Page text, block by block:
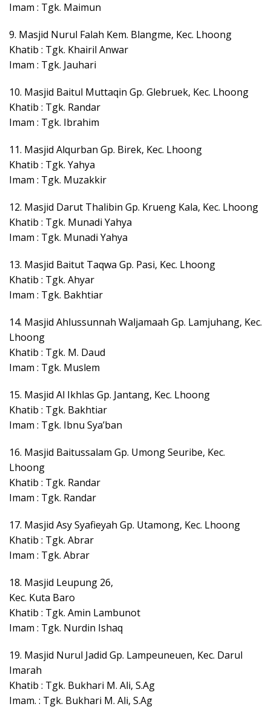
Imam : Tgk. Maimun
9. Masjid Nurul Falah Kem. Blangme, Kec. Lhoong
Khatib : Tgk. Khairil Anwar
Imam : Tgk. Jauhari
10. Masjid Baitul Muttaqin Gp. Glebruek, Kec. Lhoong
Khatib : Tgk. Randar
Imam : Tgk. Ibrahim
11. Masjid Alqurban Gp. Birek, Kec. Lhoong
Khatib : Tgk. Yahya
Imam : Tgk. Muzakkir
12. Masjid Darut Thalibin Gp. Krueng Kala, Kec. Lhoong
Khatib : Tgk. Munadi Yahya
Imam : Tgk. Munadi Yahya
13. Masjid Baitut Taqwa Gp. Pasi, Kec. Lhoong
Khatib : Tgk. Ahyar
Imam : Tgk. Bakhtiar
14. Masjid Ahlussunnah Waljamaah Gp. Lamjuhang, Kec.
Lhoong
Khatib : Tgk. M. Daud
Imam : Tgk. Muslem
15. Masjid Al Ikhlas Gp. Jantang, Kec. Lhoong
Khatib : Tgk. Bakhtiar
Imam : Tgk. Ibnu Sya’ban
16. Masjid Baitussalam Gp. Umong Seuribe, Kec.
Lhoong
Khatib : Tgk. Randar
Imam : Tgk. Randar
17. Masjid Asy Syafieyah Gp. Utamong, Kec. Lhoong
Khatib : Tgk. Abrar
Imam : Tgk. Abrar
18. Masjid Leupung 26,
Kec. Kuta Baro
Khatib : Tgk. Amin Lambunot
Imam : Tgk. Nurdin Ishaq
19. Masjid Nurul Jadid Gp. Lampeuneuen, Kec. Darul
Imarah
Khatib : Tgk. Bukhari M. Ali, S.Ag
Imam. : Tgk. Bukhari M. Ali, S.Ag